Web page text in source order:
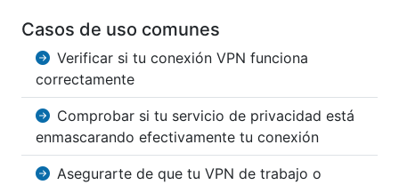
Casos de uso comunes
Verificar si tu conexión VPN funciona
correctamente
Comprobar si tu servicio de privacidad está
enmascarando efectivamente tu conexión
Asegurarte de que tu VPN de trabajo o